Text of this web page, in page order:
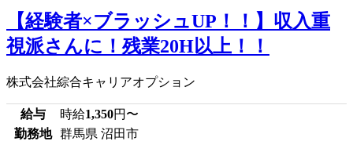
【経験者×ブラッシュUP！！】収入重
視派さんに！残業20H以上！！
株式会社綜合キャリアオプション
給与 時給1,350円〜
勤務地
群馬県 沼田市